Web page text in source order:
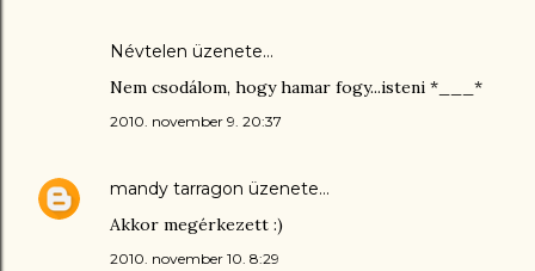
Névtelen üzenete…
Nem csodálom, hogy hamar fogy...isteni *___*
2010. november 9. 20:37
mandy tarragon üzenete…
Akkor megérkezett :)
2010. november 10. 8:29